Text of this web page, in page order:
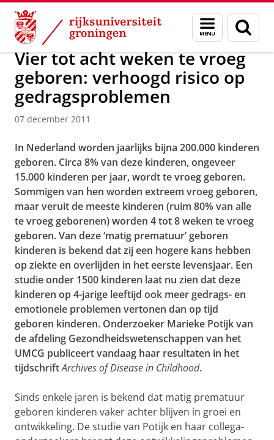
Skip
Content
Skip
Navigation
Menu
en
zoeken
Over ons Actueel Nieuws Nieuwsberichten
Vier tot acht weken te vroeg
geboren: verhoogd risico op
gedragsproblemen
07 december 2011
In Nederland worden jaarlijks bijna 200.000 kinderen
geboren. Circa 8% van deze kinderen, ongeveer
15.000 kinderen per jaar, wordt te vroeg geboren.
Sommigen van hen worden extreem vroeg geboren,
maar veruit de meeste kinderen (ruim 80% van alle
te vroeg geborenen) worden 4 tot 8 weken te vroeg
geboren. Van deze ‘matig prematuur’ geboren
kinderen is bekend dat zij een hogere kans hebben
op ziekte en overlijden in het eerste levensjaar. Een
studie onder 1500 kinderen laat nu zien dat deze
kinderen op 4-jarige leeftijd ook meer gedrags- en
emotionele problemen vertonen dan op tijd
geboren kinderen. Onderzoeker Marieke Potijk van
de afdeling Gezondheidswetenschappen van het
UMCG publiceert vandaag haar resultaten in het
tijdschriftArchives of Disease in Childhood.
Sinds enkele jaren is bekend dat matig prematuur
geboren kinderen vaker achter blijven in groei en
ontwikkeling. De studie van Potijk en haar collega-